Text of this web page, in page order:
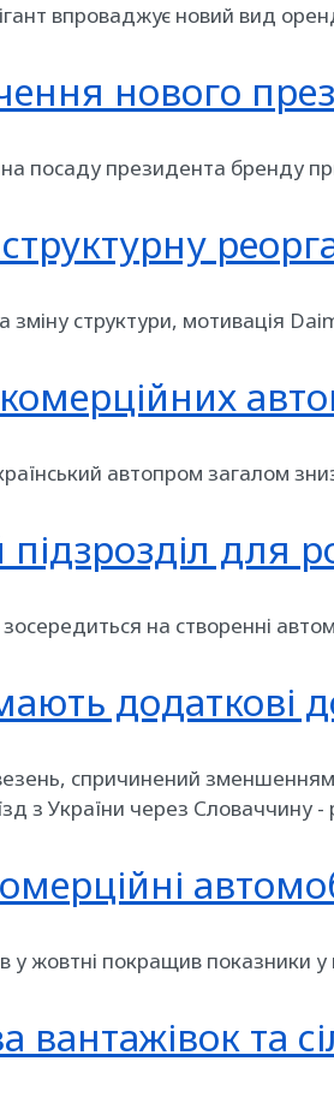
впроваджує новий вид
нового
посаду президента бренду
структури, мотивація
автопром загалом
для
зосередиться на створенні
додаткові
спричинений
з України через Словаччину
у жовтні покращив показники
вантажівок та